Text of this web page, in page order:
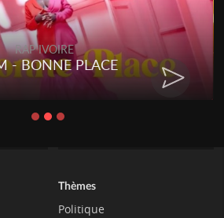
RAP IVOIRE
- BONNE PLACE
Thèmes
Politique